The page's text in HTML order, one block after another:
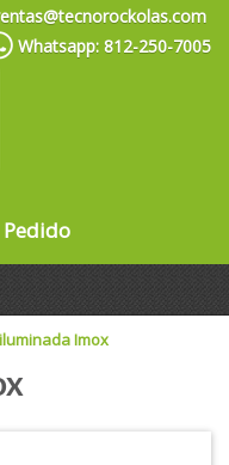
Whatsapp: 812-250-7005
Pedido
Imox